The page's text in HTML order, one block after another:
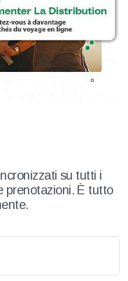
su tutti i
prenotazioni. È tutto